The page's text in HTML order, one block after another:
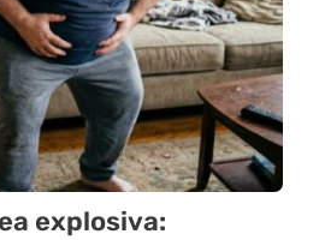
explosiva: